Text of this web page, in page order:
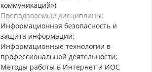
коммуникаций»)
Преподаваемые дисциплины:
Информационная безопасность и
защита информации;
Информационные технологии в
профессиональной деятельности;
Методы работы в Интернет и ИОС